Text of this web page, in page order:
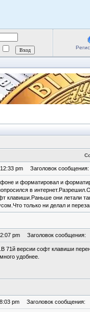
pm Заголовок
и форматировал и
в
клавиши.Раньше они летали
только ни делал и
pm Заголовок сообщения:
71й версии софт клавиши
удобнее.
pm Заголовок сообщения: